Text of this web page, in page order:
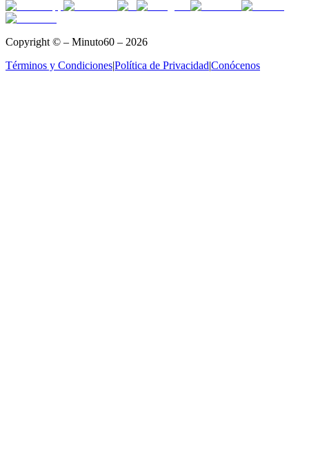
Copyright © – Minuto60 – 2026
Términos y Condiciones|Política de Privacidad|Conócenos